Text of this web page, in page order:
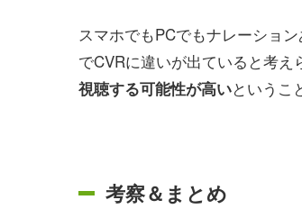
スマホでもPCでもナレーショ
でCVRに違いが出ていると考
視聴する可能性が高いというこ
考察＆まとめ